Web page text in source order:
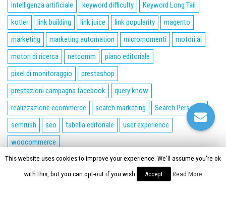
intelligenza artificiale
keyword difficulty
Keyword Long Tail
kotler
link building link juice link popularity
magento
marketing
marketing automation micromomenti
motori ai
motori di ricerca
netcomm
piano editoriale
pixel di monitoraggio
prestashop
prestazioni campagna facebook
query know
realizzazione ecommerce
search marketing
Search Personas
semrush
seo tabella editoriale
user experience
woocommerce
Proudly powered byWordPress |Tema:Envo Magazine
This website uses cookies to improve your experience. We'll assume you're ok
with this, but you can opt-out if you wish. Accept Read More